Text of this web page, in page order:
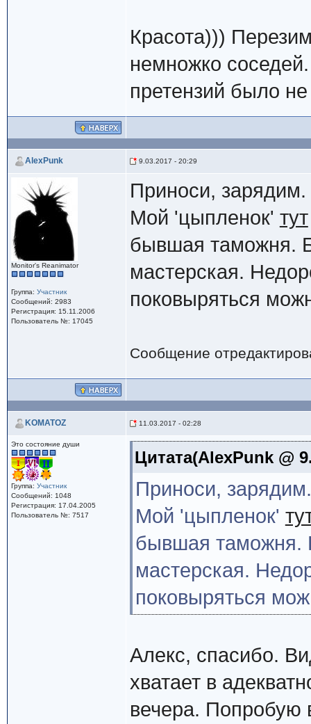
Красота)))
немножко
претензий было
AlexPunk 9.03.2017 - 20:29
Monitor's Reanimator
Группа: Участник
Сообщений: 2983
Регистрация: 15.11.2006
Пользователь №: 17045
Приноси, зарядим.
Мой 'цыпленок' тут
бывшая таможня.
мастерская.
поковыряться
Сообщение
KOMATOZ 11.03.2017 - 02:28
Это состояние души
Группа: Участник
Сообщений: 1048
Регистрация: 17.04.2005
Пользователь №: 7517
Цитата(AlexPunk @
Приноси, зарядим.
Мой 'цыпленок'
бывшая таможня.
мастерская.
поковыряться
Алекс, спасибо.
хватает в
вечера. Попробую